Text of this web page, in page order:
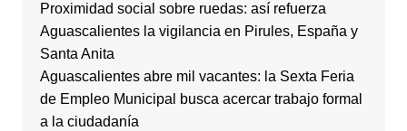
Proximidad social sobre ruedas: así refuerza
Aguascalientes la vigilancia en Pirules, España y
Santa Anita
Aguascalientes abre mil vacantes: la Sexta Feria
de Empleo Municipal busca acercar trabajo formal
a la ciudadanía